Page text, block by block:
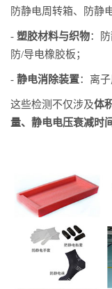
防静电周转箱、防静
- 塑胶材料与织物：
防/导电橡胶板；
- 静电消除装置：离
这些检测不仅涉及体
量、静电电压衰减时间